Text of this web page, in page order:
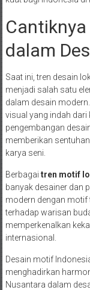
dalam
Saat ini, tren desain
menjadi salah satu
dalam desain
visual yang indah dari
pengembangan
memberikan
karya seni.
Berbagai tren motif
banyak desainer dan
modern dengan motif
terhadap warisan
memperkenalkan
internasional.
Desain motif
menghadirkan
Nusantara dalam